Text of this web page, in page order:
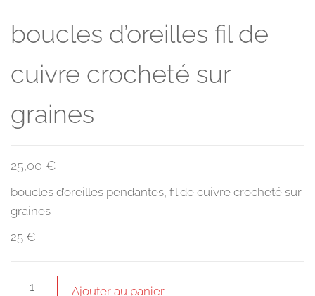
boucles d’oreilles fil de
cuivre crocheté sur
graines
25,00 €
boucles d’oreilles pendantes, fil de cuivre crocheté sur
graines
25 €
quantité
Ajouter au panier